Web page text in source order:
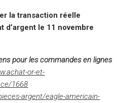
la transaction réelle
d’argent le 11 novembre
pour les commandes en lignes
or-et-
1668
argent/eagle-americain-